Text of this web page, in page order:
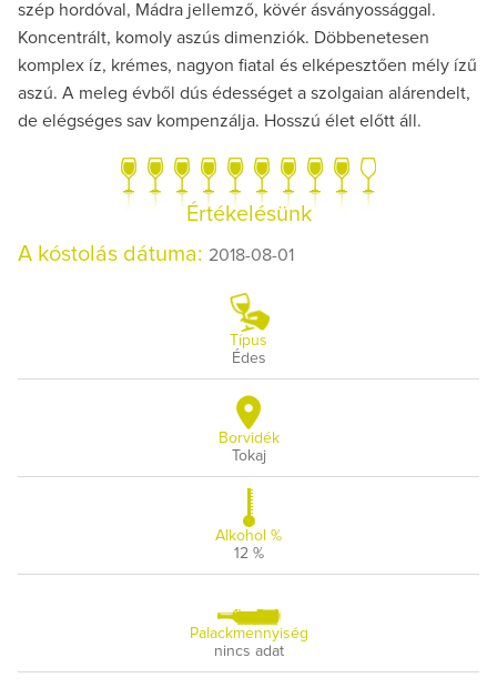
szép hordóval, Mádra jellemző, kövér ásványossággal.
Koncentrált, komoly aszús dimenziók. Döbbenetesen
komplex íz, krémes, nagyon fiatal és elképesztően mély ízű
aszú. A meleg évből dús édességet a szolgaian alárendelt,
de elégséges sav kompenzálja. Hosszú élet előtt áll.
Értékelésünk
A kóstolás dátuma: 2018-08-01
Típus
Édes
Borvidék
Tokaj
Alkohol %
12 %
Palackmennyiség
nincs adat